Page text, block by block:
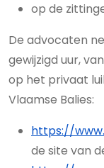
op de
De advocaten
gewijzigd uur,
op het privaat
Vlaamse Balies:
https://
de site van